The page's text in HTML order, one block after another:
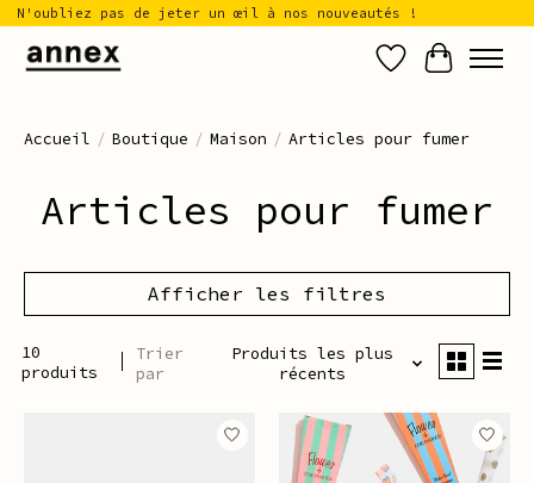
N'oubliez pas de jeter un œil à nos nouveautés !
Liste de
Panier
Accueil / Boutique / Maison / Articles pour fumer
Articles pour fumer
Afficher les filtres
10
produits
Trier
par
Produits les plus
récents